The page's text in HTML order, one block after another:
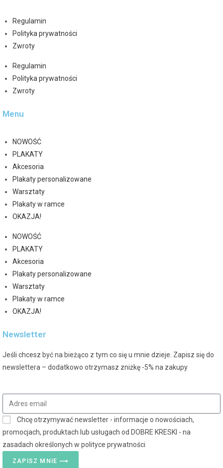
Regulamin
Polityka prywatności
Zwroty
Regulamin
Polityka prywatności
Zwroty
Menu
NOWOŚĆ
PLAKATY
Akcesoria
Plakaty personalizowane
Warsztaty
Plakaty w ramce
OKAZJA!
NOWOŚĆ
PLAKATY
Akcesoria
Plakaty personalizowane
Warsztaty
Plakaty w ramce
OKAZJA!
Newsletter
Jeśli chcesz być na bieżąco z tym co się u mnie dzieje. Zapisz się do
newslettera – dodatkowo otrzymasz zniżkę -5% na zakupy
Chcę otrzymywać newsletter - informacje o nowościach,
promocjach, produktach lub usługach od DOBRE KRESKI - na
zasadach określonych w polityce prywatności
ZAPISZ MNIE ⟶